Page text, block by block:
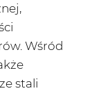
Wśród
stali